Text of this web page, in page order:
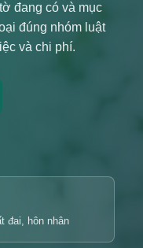
đang có và mục
đúng nhóm luật
và chi phí.
đai, hôn nhân